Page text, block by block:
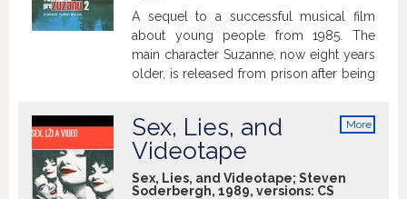
A sequel to a successful musical film
about young people from 1985. The
main character Suzanne, now eight years
older, is released from prison after being
person welcoming her back. When she
meets Juraj, a truck-driver and talented
singer, she realizes she is given an
opportunity to start a new life. This
More
Sex, Lies, and
Videotape
Sex, Lies, and Videotape; Steven
Soderbergh, 1989, versions: CS